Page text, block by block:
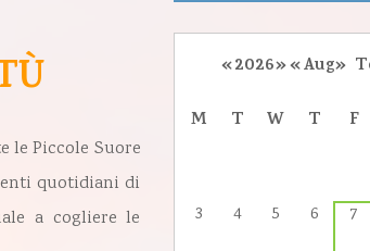
le Piccole Suore
quotidiani di
a cogliere le
«2026»«Aug»
M
T W T F
3 4 5 6 7